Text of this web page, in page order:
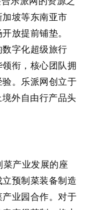
坡等东南亚市
放提前铺垫。
字化超级旅行
衔，核心团队拥
。乐派网创立于
外自由行产品头
产业发展的座
预制菜装备制造
业园合作。对于